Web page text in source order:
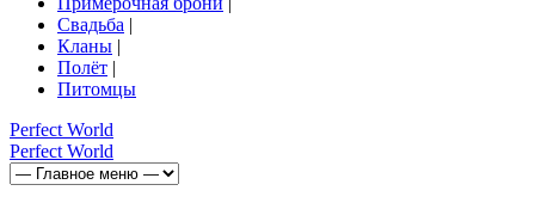
Свадьба |
Кланы |
Полёт |
Питомцы
Perfect World
Perfect World